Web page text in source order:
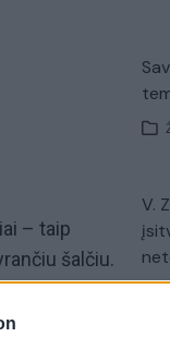
– taip
šalčiu.
iki 12
V.